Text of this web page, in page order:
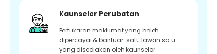
Kaunselor Perubatan
Pertukaran maklumat yang boleh
dipercayai & bantuan satu lawan satu
yang disediakan oleh kaunselor